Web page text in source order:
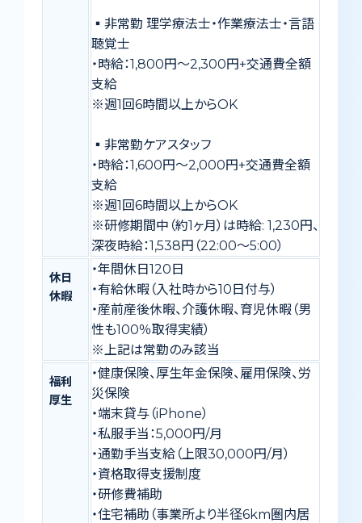
▪️非常勤 理学療法士・作業療法士・言語
聴覚士
・時給：1,800円〜2,300円+交通費全額
支給
※週1回6時間以上からOK
▪️非常勤ケアスタッフ
・時給：1,600円〜2,000円+交通費全額
支給
※週1回6時間以上からOK
※研修期間中（約1ヶ月）は時給: 1,230円、
深夜時給：1,538円（22:00～5:00）
休日
休暇
・年間休日120日
・有給休暇（入社時から10日付与）
・産前産後休暇、介護休暇、育児休暇（男
性も100％取得実績）
※上記は常勤のみ該当
福利
厚生
・健康保険、厚生年金保険、雇用保険、労
災保険
・端末貸与（iPhone）
・私服手当：5,000円/月
・通勤手当支給（上限30,000円/月）
・資格取得支援制度
・研修費補助
・住宅補助（事業所より半径6km圏内居